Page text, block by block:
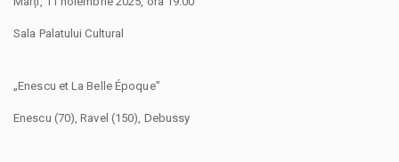
Sala Palatului Cultural
„Enescu et La Belle Époque”
Enescu (70), Ravel (150), Debussy